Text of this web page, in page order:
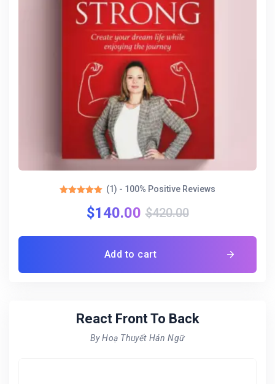
out of 5
(1) - 100% Positive Reviews
$140.00 $420.00
Add to cart
React Front To Back
By Hoạ Thuyết Hán Ngữ